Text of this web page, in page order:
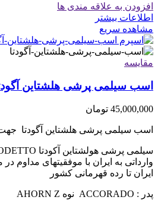
افزودن به علاقه مندی ها
اطلاعات بیشتر
مشاهده سریع
مقایسه
اسب سیلمی پرشی هلشتاین
45,000,000 تومان
اسب سیلمی پرشی هلشتاین آگودتا
وارداتی به ایران با موفقیتهای مداوم
ایران تا رده قهرمانی کشور
پدر : ACCORADO نوه AHORN Z